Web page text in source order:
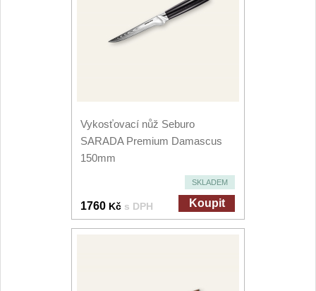
Vykosťovací nůž Seburo
SARADA Premium Damascus
150mm
SKLADEM
1760 Kč s DPH Koupit